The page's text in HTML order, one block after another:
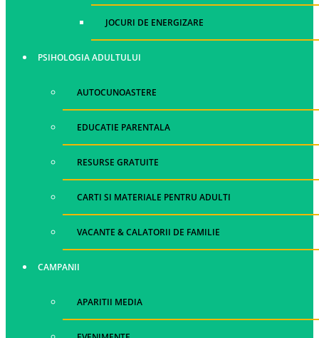
JOCURI DE ENERGIZARE
PSIHOLOGIA ADULTULUI
AUTOCUNOASTERE
EDUCATIE PARENTALA
RESURSE GRATUITE
CARTI SI MATERIALE PENTRU ADULTI
VACANTE & CALATORII DE FAMILIE
CAMPANII
APARITII MEDIA